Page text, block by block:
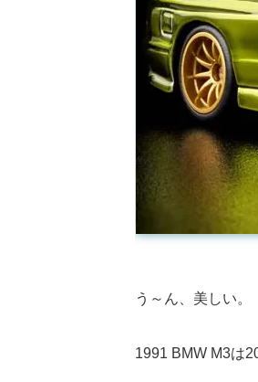
う～ん、美しい。
1991 BMW M3は